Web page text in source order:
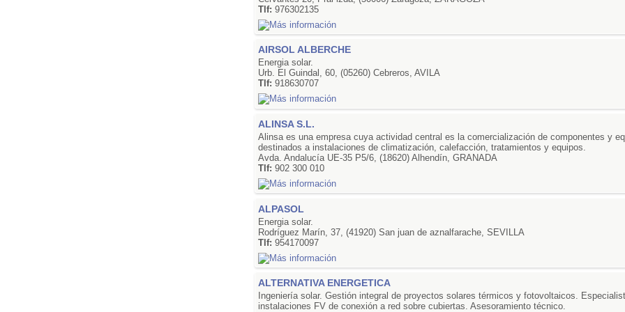
Tlf:976302135
AIRSOL ALBERCHE
Energia solar.
Urb. El Guindal, 60, (05260) Cebreros, AVILA
Tlf:918630707
ALINSA S.L.
Alinsa es una empresa cuya actividad central es la comercialización de componentes y
destinados a instalaciones de climatización, calefacción, tratamientos y equipos.
Avda. Andalucía UE-35 P5/6, (18620) Alhendín, GRANADA
Tlf:902 300 010
ALPASOL
Energia solar.
Rodríguez Marín, 37, (41920) San juan de aznalfarache, SEVILLA
Tlf:954170097
ALTERNATIVA ENERGETICA
Ingeniería solar. Gestión integral de proyectos solares térmicos y fotovoltaicos.
instalaciones FV de conexión a red sobre cubiertas. Asesoramiento técnico.